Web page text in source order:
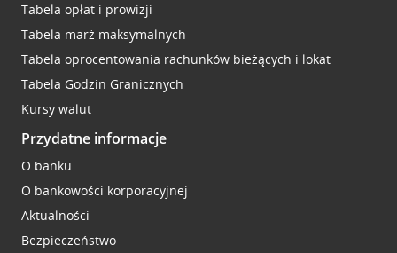
Tabela opłat i prowizji
Tabela marż maksymalnych
Tabela oprocentowania rachunków bieżących i lokat
Tabela Godzin Granicznych
Kursy walut
Przydatne informacje
O banku
O bankowości korporacyjnej
Aktualności
Bezpieczeństwo